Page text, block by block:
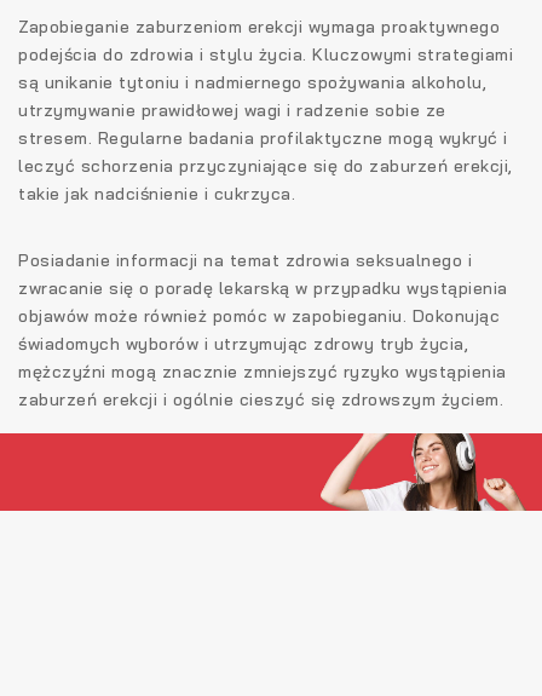
Zapobieganie zaburzeniom erekcji wymaga proaktywnego
podejścia do zdrowia i stylu życia. Kluczowymi strategiami
są unikanie tytoniu i nadmiernego spożywania alkoholu,
utrzymywanie prawidłowej wagi i radzenie sobie ze
stresem. Regularne badania profilaktyczne mogą wykryć i
leczyć schorzenia przyczyniające się do zaburzeń erekcji,
takie jak nadciśnienie i cukrzyca.
Posiadanie informacji na temat zdrowia seksualnego i
zwracanie się o poradę lekarską w przypadku wystąpienia
objawów może również pomóc w zapobieganiu. Dokonując
świadomych wyborów i utrzymując zdrowy tryb życia,
mężczyźni mogą znacznie zmniejszyć ryzyko wystąpienia
zaburzeń erekcji i ogólnie cieszyć się zdrowszym życiem.